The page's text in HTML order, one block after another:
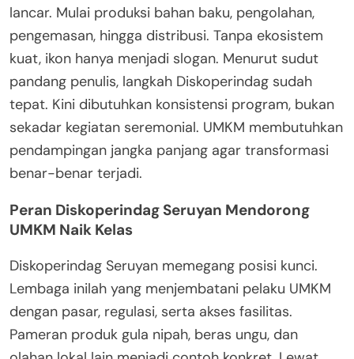
lancar. Mulai produksi bahan baku, pengolahan,
pengemasan, hingga distribusi. Tanpa ekosistem
kuat, ikon hanya menjadi slogan. Menurut sudut
pandang penulis, langkah Diskoperindag sudah
tepat. Kini dibutuhkan konsistensi program, bukan
sekadar kegiatan seremonial. UMKM membutuhkan
pendampingan jangka panjang agar transformasi
benar-benar terjadi.
Peran Diskoperindag Seruyan Mendorong
UMKM Naik Kelas
Diskoperindag Seruyan memegang posisi kunci.
Lembaga inilah yang menjembatani pelaku UMKM
dengan pasar, regulasi, serta akses fasilitas.
Pameran produk gula nipah, beras ungu, dan